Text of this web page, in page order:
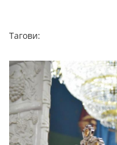
Тагови: